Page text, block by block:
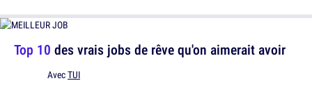
Top 10 des vrais jobs de rêve qu'on aimerait avoir
AvecTUI